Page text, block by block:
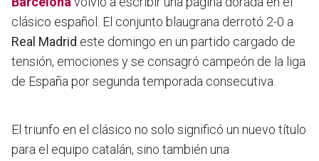
clásico español. El conjunto blaugrana derrotó 2-0 a
Real Madrid este domingo en un partido cargado de
tensión, emociones y se consagró campeón de la liga
de España por segunda temporada consecutiva.
El triunfo en el clásico no solo significó un nuevo título
para el equipo catalán, sino también una